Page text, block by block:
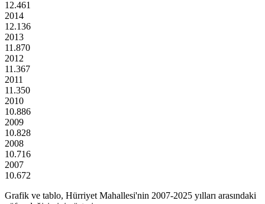
12.461
2014
12.136
2013
11.870
2012
11.367
2011
11.350
2010
10.886
2009
10.828
2008
10.716
2007
10.672
Grafik ve tablo, Hürriyet Mahallesi'nin 2007-2025 yılları arasındaki